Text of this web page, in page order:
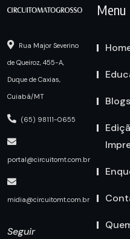
Rua Major Severino
de Queiroz, 455-A,
Duque de Caxias,
Cuiabá/MT
(65) 98111-0655
portal@circuitomt.com.br
midia@circuitomt.com.br
Seguir
Menu
Blogs